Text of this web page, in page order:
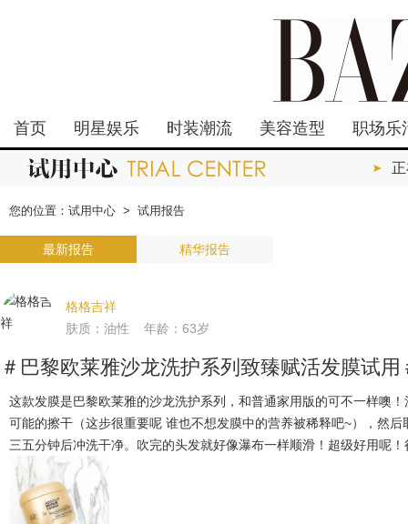
首页 明星娱乐 时装潮流 美容造型 职场乐
您的位置： 试用中心 > 试用报告
最新报告 精华报告
格格吉祥
肤质：油性 年龄：63岁
＃巴黎欧莱雅沙龙洗护系列致臻赋活发膜试用
这款发膜是巴黎欧莱雅的沙龙洗护系列，和普通家用版的可不一样噢
可能的擦干（这步很重要呢 谁也不想发膜中的营养被稀释吧~），然
三五分钟后冲洗干净。吹完的头发就好像瀑布一样顺滑！超级好用呢